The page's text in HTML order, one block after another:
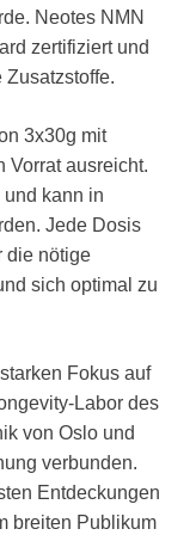
Neotes NMN
zertifiziert und
3x30g mit
Vorrat ausreicht.
kann in
Jede Dosis
die nötige
sich optimal zu
Fokus auf
Labor des
von Oslo und
verbunden.
Entdeckungen
breiten Publikum